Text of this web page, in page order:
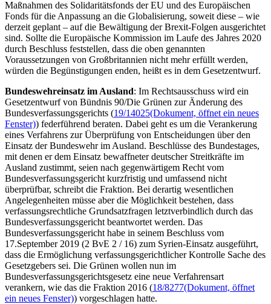
Maßnahmen des Solidaritätsfonds der EU und des Europäischen
Fonds für die Anpassung an die Globalisierung, soweit diese – wie
derzeit geplant – auf die Bewältigung derBrexit-Folgen ausgerichtet
sind. Sollte die Europäische Kommission im Laufe des Jahres 2020
durch Beschluss feststellen, dass die oben genannten
Voraussetzungen von Großbritannien nicht mehr erfüllt werden,
würden die Begünstigungen enden, heißt es in dem Gesetzentwurf.
Bundeswehreinsatz im Ausland: Im Rechtsausschuss wird ein
Gesetzentwurf von Bündnis 90/Die Grünen zur Änderung des
Bundesverfassungsgerichts (19/14025(Dokument, öffnet ein neues
Fenster)) federführend beraten. Dabei geht es um die Verankerung
eines Verfahrens zur Überprüfung von Entscheidungen über den
Einsatz der Bundeswehr im Ausland. Beschlüsse des Bundestages,
mit denen er dem Einsatz bewaffneter deutscher Streitkräfte im
Ausland zustimmt, seien nach gegenwärtigem Recht vom
Bundesverfassungsgericht kurzfristig und umfassend nicht
überprüfbar, schreibt die Fraktion. Bei derartig wesentlichen
Angelegenheiten müsse aber die Möglichkeit bestehen, dass
verfassungsrechtliche Grundsatzfragen letztverbindlich durch das
Bundesverfassungsgericht beantwortet werden. Das
Bundesverfassungsgericht habe in seinem Beschluss vom
17.September 2019 (2 BvE 2 / 16) zum Syrien-Einsatz ausgeführt,
dass die Ermöglichung verfassungsgerichtlicher Kontrolle Sache des
Gesetzgebers sei. Die Grünen wollen nun im
Bundesverfassungsgerichtsgesetz eine neue Verfahrensart
verankern, wie das die Fraktion 2016 (18/8277(Dokument, öffnet
ein neues Fenster)) vorgeschlagen hatte.